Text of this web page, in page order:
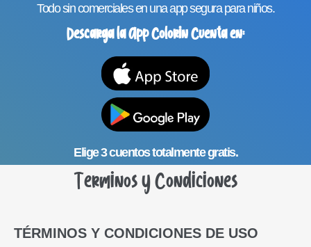
Todo sin comerciales en una app segura para niños.
Descarga la App Colorin Cuenta en:
Elige 3 cuentos totalmente gratis.
Terminos y Condiciones
TÉRMINOS Y CONDICIONES DE USO